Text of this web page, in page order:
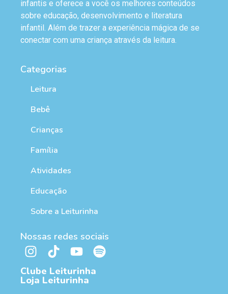
infantis e oferece a você os melhores conteúdos
sobre educação, desenvolvimento e literatura
infantil. Além de trazer a experiência mágica de se
conectar com uma criança através da leitura.
Categorias
Leitura
Bebê
Crianças
Família
Atividades
Educação
Sobre a Leiturinha
Nossas redes sociais
Clube Leiturinha
Loja Leiturinha